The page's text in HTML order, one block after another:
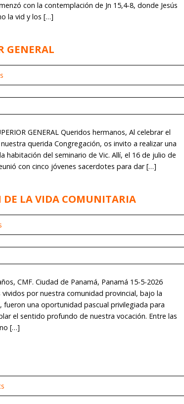
con la contemplación de Jn 15,4-8, donde Jesús
la vid y los […]
GENERAL
GENERAL Queridos hermanos, Al celebrar el
querida Congregación, os invito a realizar una
habitación del seminario de Vic. Allí, el 16 de julio de
con cinco jóvenes sacerdotes para dar […]
DE LA VIDA COMUNITARIA
CMF. Ciudad de Panamá, Panamá 15-5-2026
vividos por nuestra comunidad provincial, bajo la
fueron una oportunidad pascual privilegiada para
el sentido profundo de nuestra vocación. Entre las
[…]